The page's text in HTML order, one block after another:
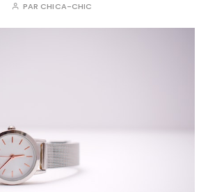
PAR CHICA-CHIC